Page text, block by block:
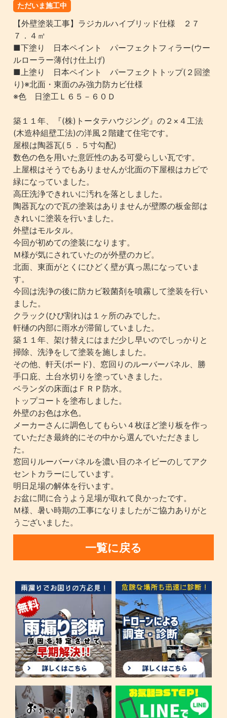
ただいま施工中
【外壁塗装工事】ラジカルハイブリッド仕様 ２７
７．４㎡
■下塗り 日本ペイント パーフェクトフィラー(ウー
ルローラー薄付け仕上げ)
■上塗り 日本ペイント パーフェクトトップ(２回塗
り)※北面・東面のみ強力防カビ仕様
※色 日塗工Ｌ６５－６０Ｄ
築１１年、『(株)トータテハウジング』の２×４工法
(木造枠組壁工法)の洋風２階建て住宅です。
屋根は陶器瓦(５．５寸勾配)
数色の色を用いた意匠性のある可愛らしい瓦です。
上屋根はそうでもありませんが北面の下屋根はカビで
緑になっていました。
高圧洗浄できれいに汚れを落としました。
陶器瓦なので瓦の塗装はありませんが壁際の板金部は
きれいに塗装を行いました。
外壁はモルタル。
今回が初めての塗装になります。
Ｍ様が気にされていたのが外壁のカビ。
北面、東面がとくにひどく壁が真っ黒になっていま
す。
今回は洗浄の後に防カビ殺菌剤を噴霧して塗装を行い
ました。
クラック(ひび割れ)は１ヶ所のみでした。
軒樋の内部に雨水が滞留していました。
築１１年、架け替えにはまだ少し早いのでしっかりと
掃除、洗浄をして塗装を施しました。
その他、軒天(ボード)、窓回りのルーバーパネル、勝
手口庇、土台水切りを塗っていきました。
ベランダの床面はＦＲＰ防水。
トップコートを塗布しました。
外壁のお色は水色。
メーカーさんに調色してもらい４枚ほど塗り板を作っ
ていただき最終的にその中から選んでいただきまし
た。
窓回りルーバーパネルを濃い目のネイビーのしてアク
セントカラーにしています。
明日足場の解体を行います。
お盆に間に合うよう足場が取れて良かったです。
Ｍ様、暑い時期の工事になりましたがご協力ありがと
うございました。
一覧に戻る